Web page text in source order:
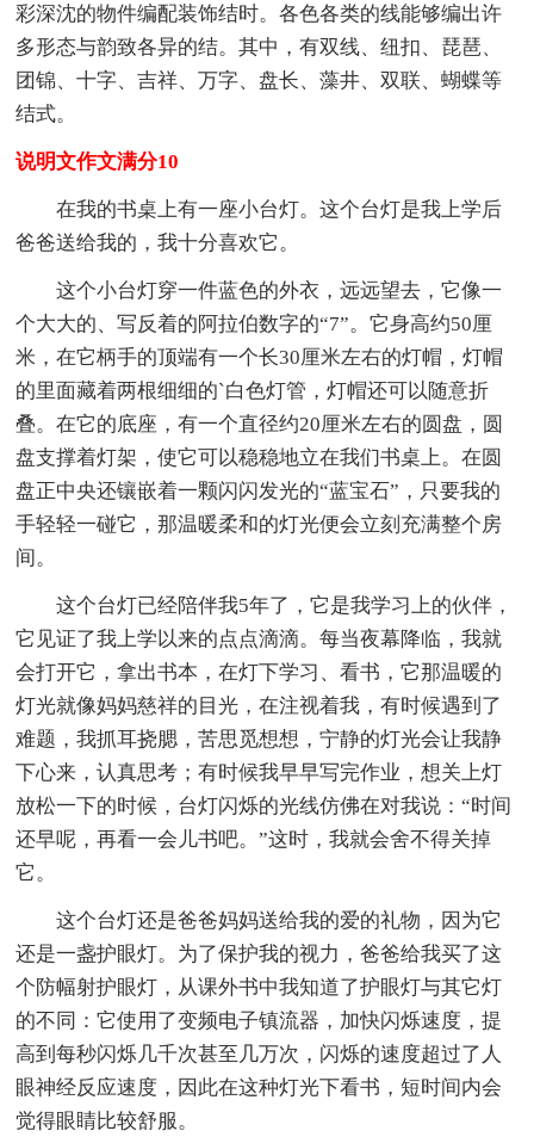
彩深沈的物件编配装饰结时。各色各类的线能够编出许
多形态与韵致各异的结。其中，有双线、纽扣、琵琶、
团锦、十字、吉祥、万字、盘长、藻井、双联、蝴蝶等
结式。
说明文作文满分10
在我的书桌上有一座小台灯。这个台灯是我上学后
爸爸送给我的，我十分喜欢它。
这个小台灯穿一件蓝色的外衣，远远望去，它像一
个大大的、写反着的阿拉伯数字的“7”。它身高约50厘
米，在它柄手的顶端有一个长30厘米左右的灯帽，灯帽
的里面藏着两根细细的`白色灯管，灯帽还可以随意折
叠。在它的底座，有一个直径约20厘米左右的圆盘，圆
盘支撑着灯架，使它可以稳稳地立在我们书桌上。在圆
盘正中央还镶嵌着一颗闪闪发光的“蓝宝石”，只要我的
手轻轻一碰它，那温暖柔和的灯光便会立刻充满整个房
间。
这个台灯已经陪伴我5年了，它是我学习上的伙伴，
它见证了我上学以来的点点滴滴。每当夜幕降临，我就
会打开它，拿出书本，在灯下学习、看书，它那温暖的
灯光就像妈妈慈祥的目光，在注视着我，有时候遇到了
难题，我抓耳挠腮，苦思觅想想，宁静的灯光会让我静
下心来，认真思考；有时候我早早写完作业，想关上灯
放松一下的时候，台灯闪烁的光线仿佛在对我说：“时间
还早呢，再看一会儿书吧。”这时，我就会舍不得关掉
它。
这个台灯还是爸爸妈妈送给我的爱的礼物，因为它
还是一盏护眼灯。为了保护我的视力，爸爸给我买了这
个防幅射护眼灯，从课外书中我知道了护眼灯与其它灯
的不同：它使用了变频电子镇流器，加快闪烁速度，提
高到每秒闪烁几千次甚至几万次，闪烁的速度超过了人
眼神经反应速度，因此在这种灯光下看书，短时间内会
觉得眼睛比较舒服。